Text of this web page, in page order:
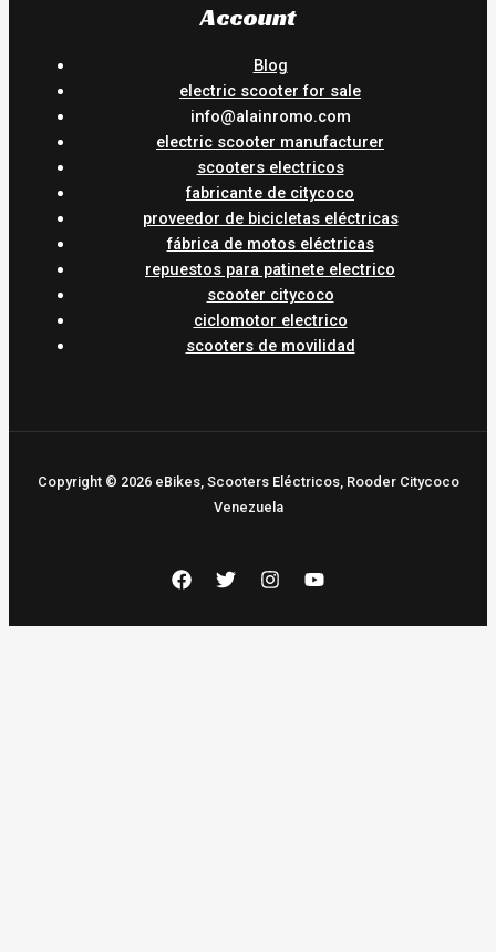
Account
Blog
electric scooter for sale
info@alainromo.com
electric scooter manufacturer
scooters electricos
fabricante de citycoco
proveedor de bicicletas eléctricas
fábrica de motos eléctricas
repuestos para patinete electrico
scooter citycoco
ciclomotor electrico
scooters de movilidad
Copyright © 2026 eBikes, Scooters Eléctricos, Rooder Citycoco
Venezuela